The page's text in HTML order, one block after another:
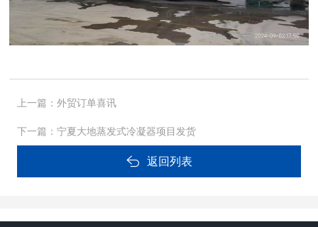
上一篇： 外贸订单喜讯
下一篇： 宁夏大地蒸发式冷凝器项目发货
返回列表